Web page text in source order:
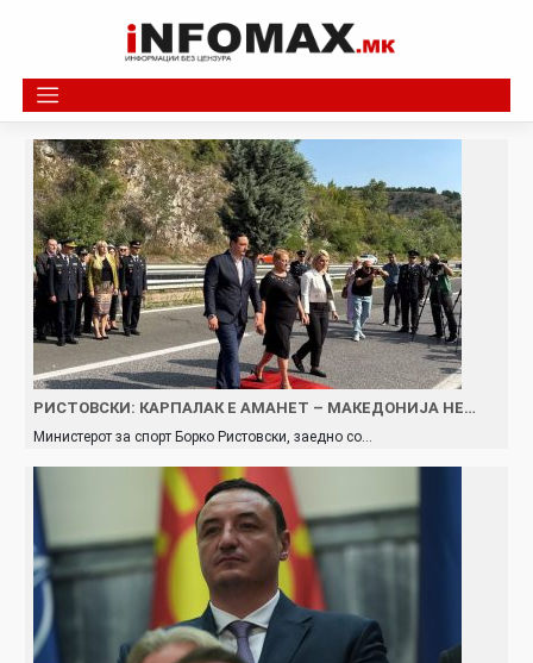
РИСТОВСКИ: КАРПАЛАК Е АМАНЕТ – МАКЕДОНИЈА НЕ…
Министерот за спорт Борко Ристовски, заедно со…